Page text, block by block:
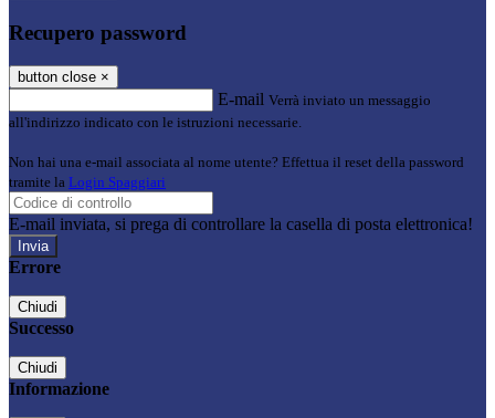
Recupero password
button close ×
E-mail Verrà inviato un messaggio
all'indirizzo indicato con le istruzioni necessarie.
Non hai una e-mail associata al nome utente? Effettua il reset della password
tramite la Login Spaggiari
E-mail inviata, si prega di controllare la casella di posta elettronica!
Errore
Chiudi
Successo
Chiudi
Informazione